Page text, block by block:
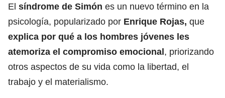
El síndrome de Simón es un nuevo término en la
psicología, popularizado por Enrique Rojas, que
explica por qué a los hombres jóvenes les
atemoriza el compromiso emocional, priorizando
otros aspectos de su vida como la libertad, el
trabajo y el materialismo.